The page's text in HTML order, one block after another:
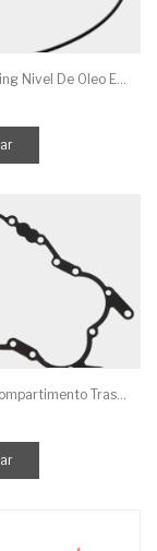
Anel LS Oring Nivel De Oleo EGQ125
Junta LS Compartimento Traseiro EGQ155